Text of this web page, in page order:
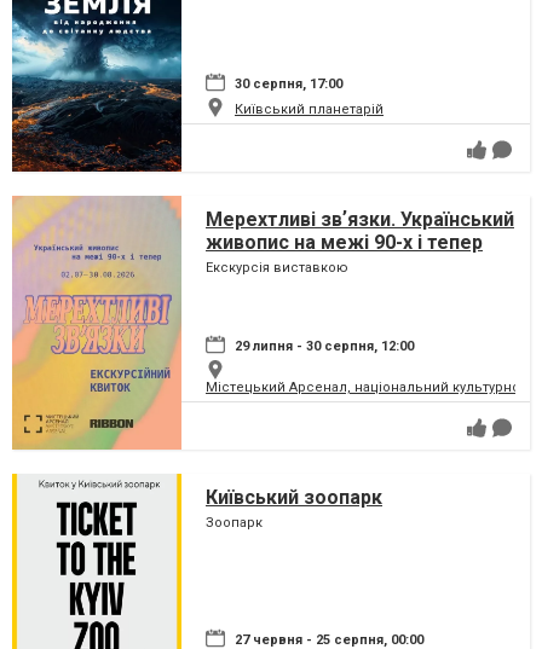
30 серпня, 17:00
Київський планетарій
Мерехтливі звʼязки. Український
живопис на межі 90-х і тепер
Екскурсія виставкою
29 липня - 30 серпня, 12:00
Містецький Арсенал, національний культурно-
Київський зоопарк
Зоопарк
27 червня - 25 серпня, 00:00